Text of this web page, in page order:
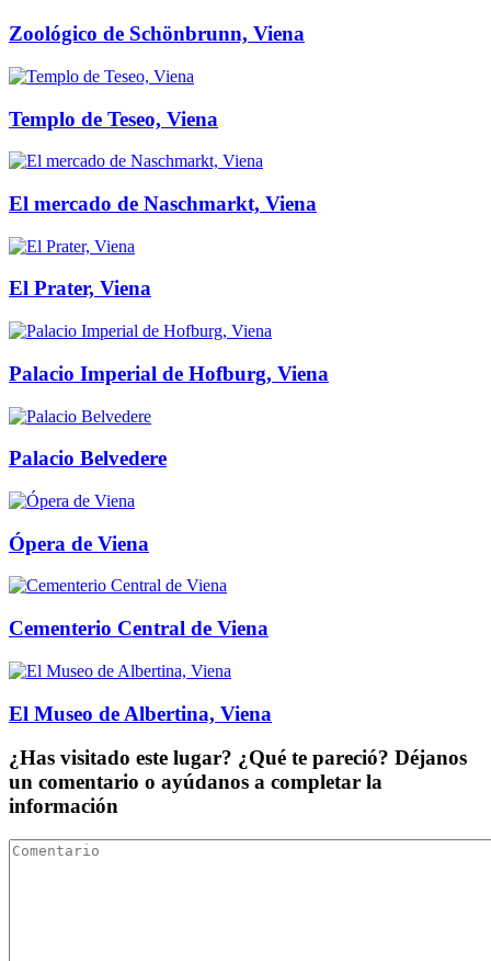
Zoológico de Schönbrunn, Viena
Templo de Teseo, Viena
El mercado de Naschmarkt, Viena
El Prater, Viena
Palacio Imperial de Hofburg, Viena
Palacio Belvedere
Ópera de Viena
Cementerio Central de Viena
El Museo de Albertina, Viena
¿Has visitado este lugar? ¿Qué te pareció? Déjanos
un comentario o ayúdanos a completar la
información